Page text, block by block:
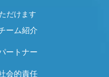
だけます
ーム紹介
ートナー
会的責任